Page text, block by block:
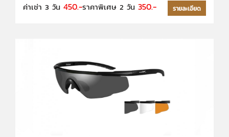
ค่าเช่า 3 วัน 450.-ราคาพิเศษ 2 วัน 350.- รายละเอียด